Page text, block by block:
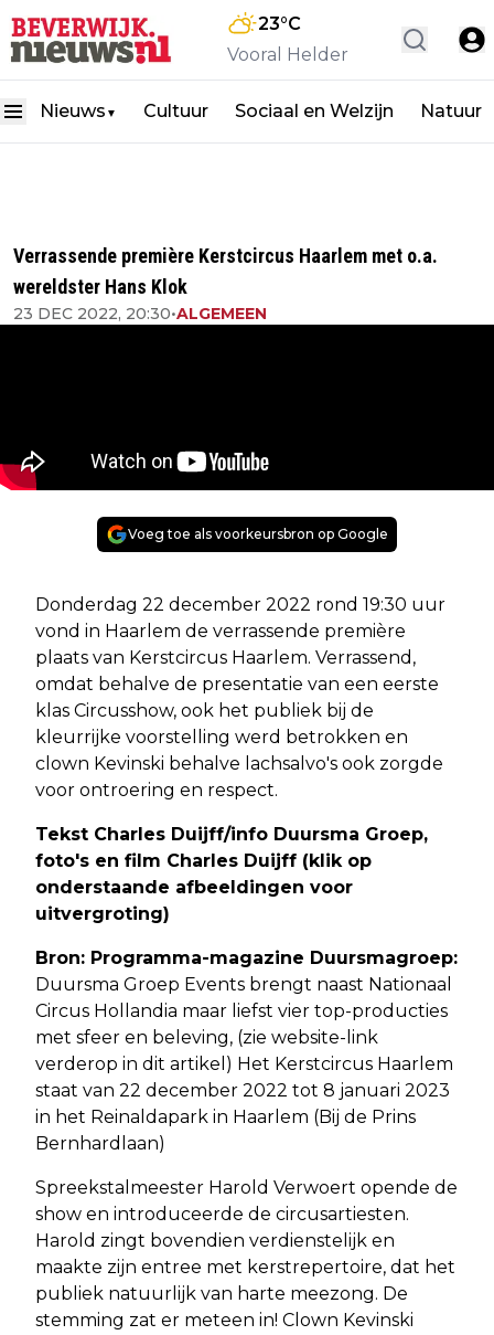
23°C
Vooral Helder
Nieuws ▼ Cultuur Sociaal en Welzijn Natuur
Verrassende première Kerstcircus Haarlem met o.a.
wereldster Hans Klok
23 DEC 2022, 20:30•ALGEMEEN
Voeg toe als voorkeursbron op Google
Donderdag 22 december 2022 rond 19:30 uur
vond in Haarlem de verrassende première
plaats van Kerstcircus Haarlem. Verrassend,
omdat behalve de presentatie van een eerste
klas Circusshow, ook het publiek bij de
kleurrijke voorstelling werd betrokken en
clown Kevinski behalve lachsalvo's ook zorgde
voor ontroering en respect.
Tekst Charles Duijff/info Duursma Groep,
foto's en film Charles Duijff (klik op
onderstaande afbeeldingen voor
uitvergroting)
Bron: Programma-magazine Duursmagroep:
Duursma Groep Events brengt naast Nationaal
Circus Hollandia maar liefst vier top-producties
met sfeer en beleving, (zie website-link
verderop in dit artikel) Het Kerstcircus Haarlem
staat van 22 december 2022 tot 8 januari 2023
in het Reinaldapark in Haarlem (Bij de Prins
Bernhardlaan)
Spreekstalmeester Harold Verwoert opende de
show en introduceerde de circusartiesten.
Harold zingt bovendien verdienstelijk en
maakte zijn entree met kerstrepertoire, dat het
publiek natuurlijk van harte meezong. De
stemming zat er meteen in! Clown Kevinski